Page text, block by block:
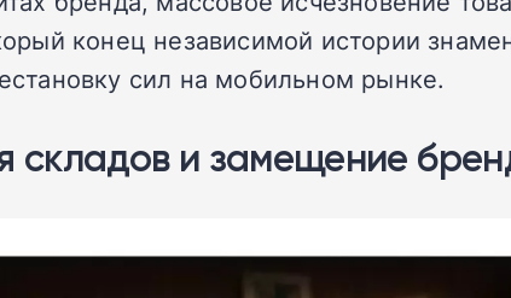
конец независимой истории
сил на мобильном рынке.
складов и замещение